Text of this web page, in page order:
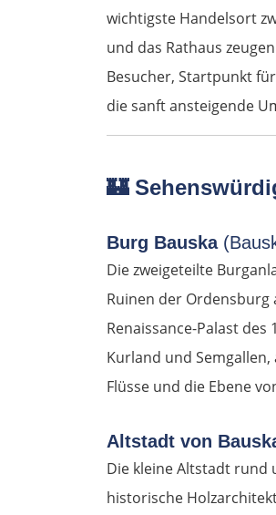
wichtigste Handelsort
und das Rathaus
Besucher, Startpunkt
die sanft ansteigende
🏰
Burg Bauska
Die zweigeteilte
Ruinen der
Renaissance-Palast
Kurland und
Flüsse und die Ebene
Altstadt von
Die kleine Altstadt rund
historische